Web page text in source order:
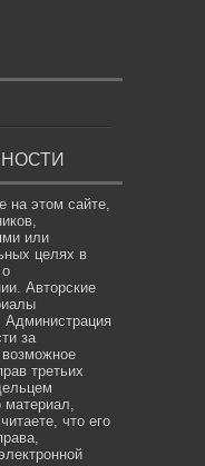
этом сайте,
или
целях в
Авторские
за
третьих
что его